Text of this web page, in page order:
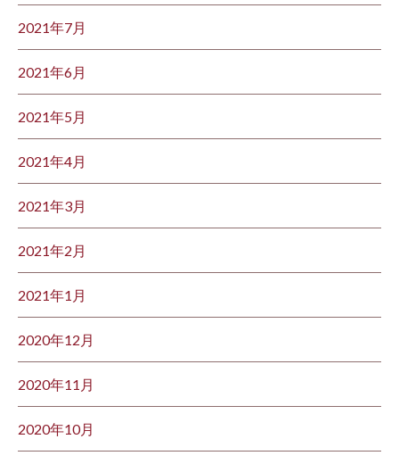
2021年7月
2021年6月
2021年5月
2021年4月
2021年3月
2021年2月
2021年1月
2020年12月
2020年11月
2020年10月